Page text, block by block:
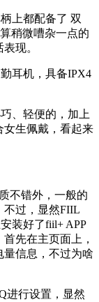
上都配备了 双
稍微嘈杂一点的
现。
耳机，具备IPX4
、轻便的，加上
女生佩戴，看起来
不错外，一般的
不过，显然FIIL
装好了fiil+ APP
先在主页面上，
信息，不过为啥
进行设置，显然